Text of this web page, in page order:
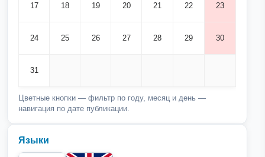
17 18 19 20 21 22 23
24 25 26 27 28 29 30
31
Цветные кнопки — фильтр по году, месяц и день —
навигация по дате публикации.
Языки